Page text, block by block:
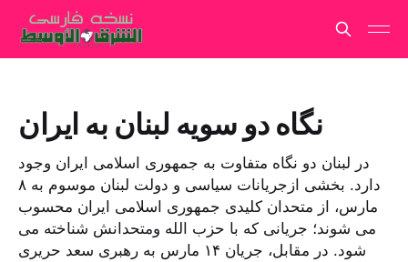
نگاه دو سویه لبنان به ایران
در لبنان دو نگاه متفاوت به جمهورى اسلامى ایران وجود
دارد. بخشى ازجریانات سیاسی و دولت لبنان موسوم به ٨
مارس، از متحدان کلیدى جمهورى اسلامى ایران محسوب
مى شوند؛ جریانی که با حزب الله ومتحدانش شناخته می
شود. در مقابل، جریان ١۴ مارس به رهبرى سعد حریرى